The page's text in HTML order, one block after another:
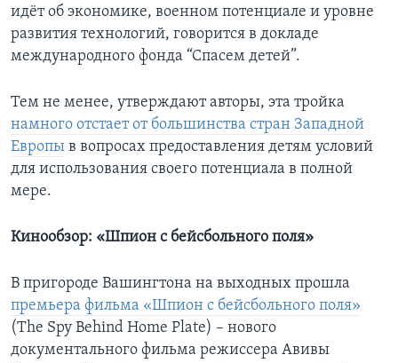
идёт об экономике, военном потенциале и уровне
развития технологий, говорится в докладе
международного фонда “Спасем детей”.
Тем не менее, утверждают авторы, эта тройка
намного отстает от большинства стран Западной
Европы в вопросах предоставления детям условий
для использования своего потенциала в полной
мере.
Кинообзор: «Шпион с бейсбольного поля»
В пригороде Вашингтона на выходных прошла
премьера фильма «Шпион с бейсбольного поля»
(The Spy Behind Home Plate) – нового
документального фильма режиссера Авивы